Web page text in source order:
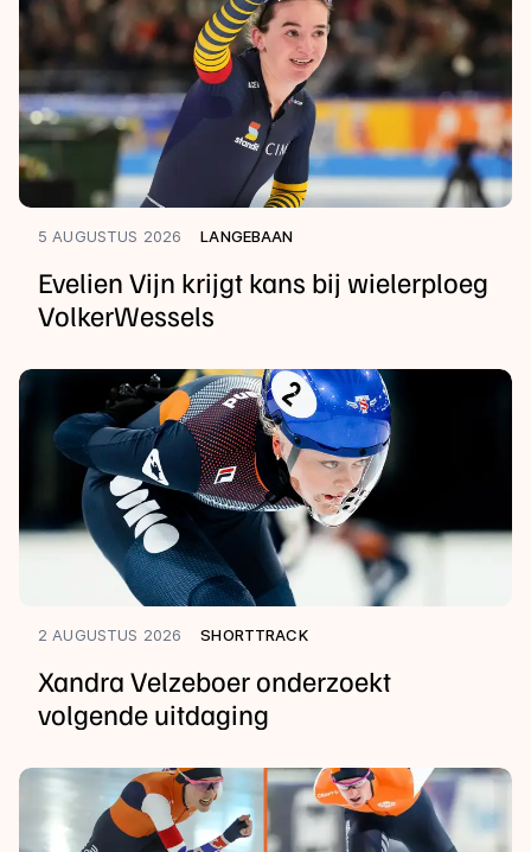
5 AUGUSTUS 2026 LANGEBAAN
Evelien Vijn krijgt kans bij wielerploeg
VolkerWessels
2 AUGUSTUS 2026 SHORTTRACK
Xandra Velzeboer onderzoekt
volgende uitdaging